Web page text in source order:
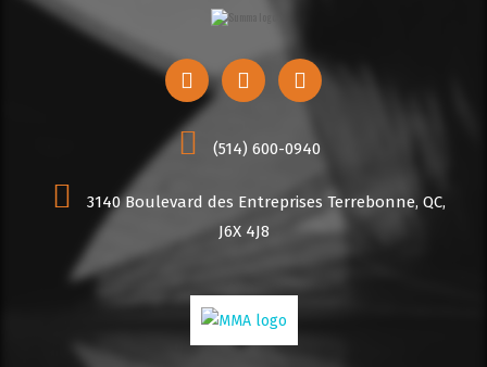
(514) 600-0940
3140 Boulevard des Entreprises Terrebonne, QC,
J6X 4J8